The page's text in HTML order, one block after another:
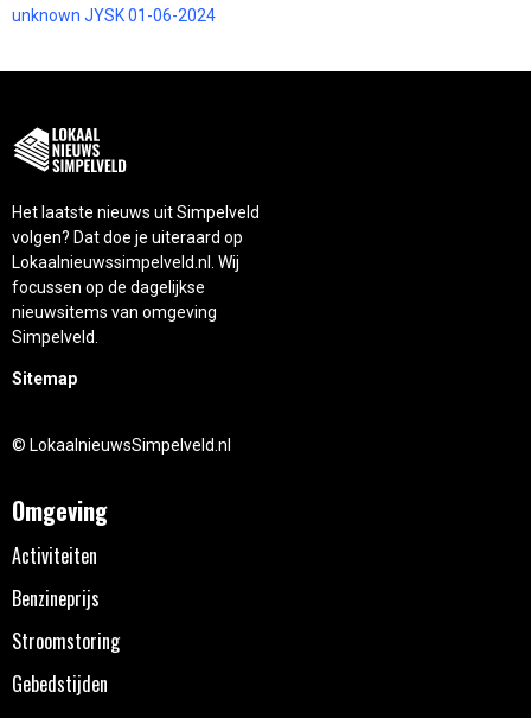
unknown JYSK 01-06-2024
Het laatste nieuws uit Simpelveld
volgen? Dat doe je uiteraard op
Lokaalnieuwssimpelveld.nl. Wij
focussen op de dagelijkse
nieuwsitems van omgeving
Simpelveld.
Sitemap
© LokaalnieuwsSimpelveld.nl
Omgeving
Activiteiten
Benzineprijs
Stroomstoring
Gebedstijden